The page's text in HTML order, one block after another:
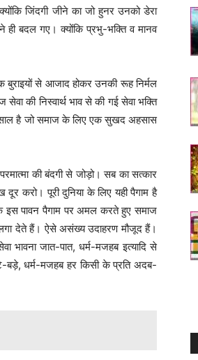
जिंदगी जीने का जो हुनर उनको डेरा
ही बदल गए। क्योंकि प्रभु-भक्ति व मानव
बुराइयों से आजाद होकर उनकी रूह निर्मल
की निस्वार्थ भाव से की गई सेवा भक्ति
है जो समाज के लिए एक सुखद अहसास
की बंदगी से जोड़ो। सब का सत्कार
करो। पूरी दुनिया के लिए यही पैगाम है
इस पावन पैगाम पर अमल करते हुए समाज
देते हैं। ऐसे असंख्य उदाहरण मौजूद हैं।
भावना जात-पात, धर्म-मजहब इत्यादि से
बड़े, धर्म-मजहब हर किसी के प्रति अदब-